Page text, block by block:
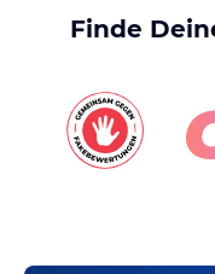
Finde